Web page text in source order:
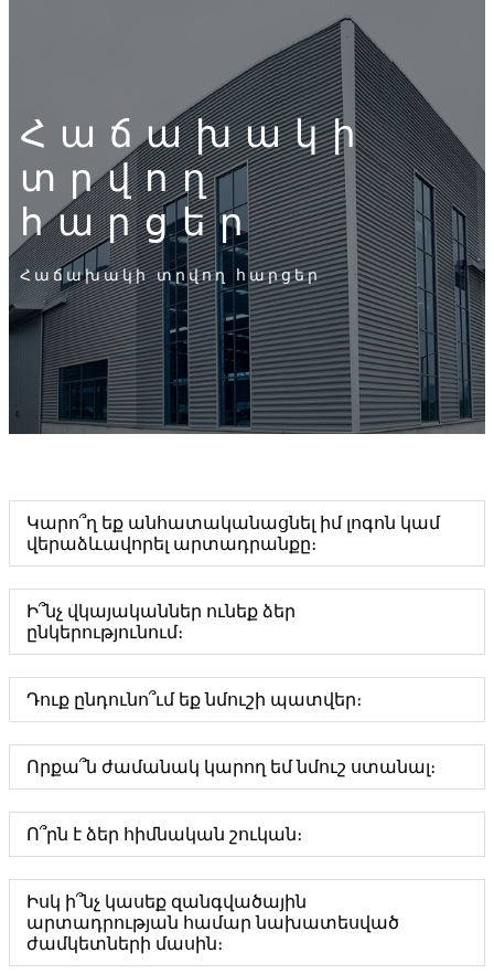
Հաճախակի
տրվող
հարցեր
Հաճախակի տրվող հարցեր
Կարո՞ղ եք անհատականացնել իմ լոգոն կամ
վերաձևավորել արտադրանքը։
Ի՞նչ վկայականներ ունեք ձեր
ընկերությունում։
Դուք ընդունո՞ւմ եք նմուշի պատվեր։
Որքա՞ն ժամանակ կարող եմ նմուշ ստանալ։
Ո՞րն է ձեր հիմնական շուկան։
Իսկ ի՞նչ կասեք զանգվածային
արտադրության համար նախատեսված
ժամկետների մասին։